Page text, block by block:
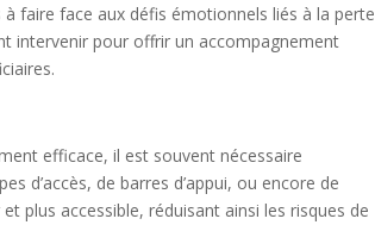
faire face aux défis émotionnels liés à la perte
intervenir pour offrir un accompagnement
efficace, il est souvent nécessaire
d’accès, de barres d’appui, ou encore de
plus accessible, réduisant ainsi les risques de